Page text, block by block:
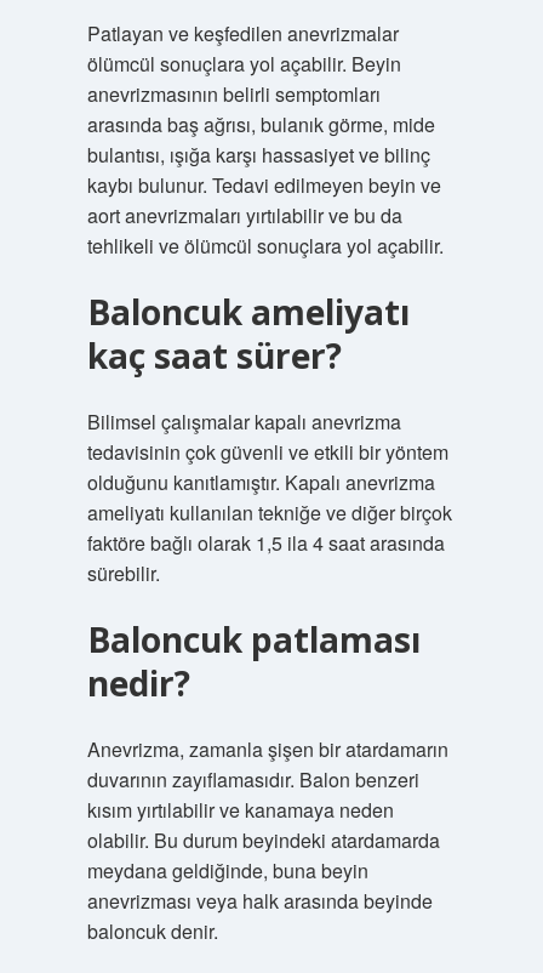
Patlayan ve keşfedilen anevrizmalar
ölümcül sonuçlara yol açabilir. Beyin
anevrizmasının belirli semptomları
arasında baş ağrısı, bulanık görme, mide
bulantısı, ışığa karşı hassasiyet ve bilinç
kaybı bulunur. Tedavi edilmeyen beyin ve
aort anevrizmaları yırtılabilir ve bu da
tehlikeli ve ölümcül sonuçlara yol açabilir.
Baloncuk ameliyatı
kaç saat sürer?
Bilimsel çalışmalar kapalı anevrizma
tedavisinin çok güvenli ve etkili bir yöntem
olduğunu kanıtlamıştır. Kapalı anevrizma
ameliyatı kullanılan tekniğe ve diğer birçok
faktöre bağlı olarak 1,5 ila 4 saat arasında
sürebilir.
Baloncuk patlaması
nedir?
Anevrizma, zamanla şişen bir atardamarın
duvarının zayıflamasıdır. Balon benzeri
kısım yırtılabilir ve kanamaya neden
olabilir. Bu durum beyindeki atardamarda
meydana geldiğinde, buna beyin
anevrizması veya halk arasında beyinde
baloncuk denir.